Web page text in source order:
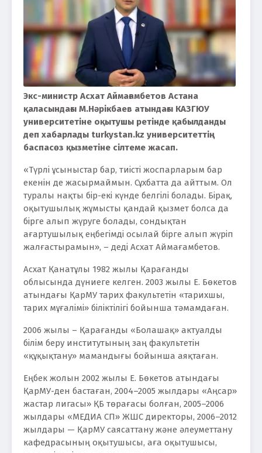
Экс-министр Асхат Аймағамбетов Астана
қаласындағы М.Нәрікбаев атындағы КАЗГЮУ
университетіне оқытушы ретінде қабылданды
деп хабарлады turkystan.kz университеттің
баспасөз қызметіне сілтеме жасап.
«Түрлі ұсыныстар бар, тиісті жоспарларым бар
екенін де жасырмаймын. Сұхбатта да айттым. Ол
туралы нақты бір-екі күнде белгілі болады. Бірақ,
оқытушылық жұмысты қандай қызмет болса да
бірге алып жүруге болады, сондықтан
ағартушылық еңбегімді осылай бірге алып жүріп
жалғастырамын», – деді Асхат Аймағамбетов.
Асхат Қанатұлы 1982 жылы Қарағанды
облысында дүниеге келген. 2003 жылы Е. Бөкетов
атындағы ҚарМУ тарих факультетін «тарихшы,
тарих мұғалімі» біліктілігі бойынша тәмамдаған.
2006 жылы – Қарағанды «Болашақ» актуалды
білім беру институтының заң факультетін
«құқықтану» мамандығы бойынша аяқтаған.
Еңбек жолын 2002 жылы Е. Бөкетов атындағы
ҚарМУ-ден бастаған, 2004–2005 жылдары «Аңсар»
жастар лигасы» ҚБ төрағасы болған, 2005–2006
жылдары «МЕДИА СП» ЖШС директоры, 2006–2012
жылдары — ҚарМУ саясаттану және әлеуметтану
кафедрасының оқытушысы, аға оқытушысы,